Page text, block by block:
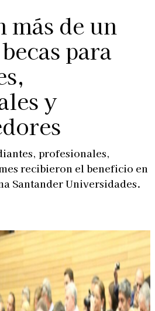
más de un
para
y
profesionales,
recibieron el beneficio en
Santander Universidades.